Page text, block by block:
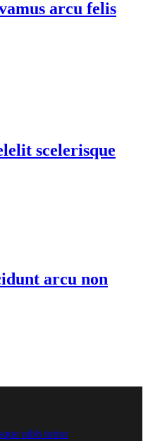
arcu felis
scelerisque
arcu non
nibh tortor